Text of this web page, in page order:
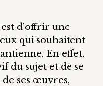
d’offrir une
qui souhaitent
En effet,
du sujet et de se
ses œuvres,